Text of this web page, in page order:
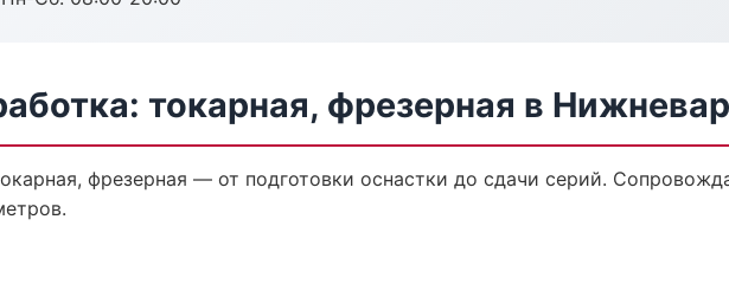
токарная, фрезерная в
фрезерная — от подготовки оснастки до сдачи серий.